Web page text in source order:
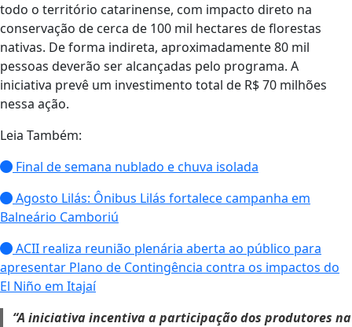
todo o território catarinense, com impacto direto na
conservação de cerca de 100 mil hectares de florestas
nativas. De forma indireta, aproximadamente 80 mil
pessoas deverão ser alcançadas pelo programa. A
iniciativa prevê um investimento total de R$ 70 milhões
nessa ação.
Leia Também:
Final de semana nublado e chuva isolada
Agosto Lilás: Ônibus Lilás fortalece campanha em
Balneário Camboriú
ACII realiza reunião plenária aberta ao público para
apresentar Plano de Contingência contra os impactos do
El Niño em Itajaí
“A iniciativa incentiva a participação dos produtores na